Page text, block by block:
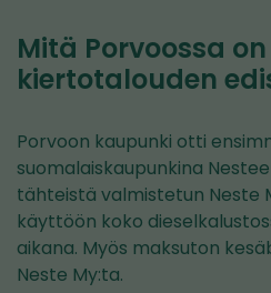
Mitä Porvoossa
kiertotalouden
Porvoon kaupunki otti
suomalaiskaupunkina
tähteistä valmistetun Neste
käyttöön koko
aikana. Myös maksuton
Neste My:ta.